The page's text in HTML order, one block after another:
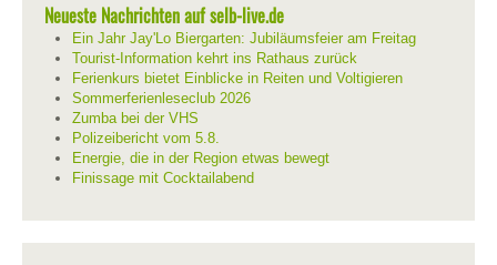
Neueste Nachrichten auf selb-live.de
Ein Jahr Jay'Lo Biergarten: Jubiläumsfeier am Freitag
Tourist-Information kehrt ins Rathaus zurück
Ferienkurs bietet Einblicke in Reiten und Voltigieren
Sommerferienleseclub 2026
Zumba bei der VHS
Polizeibericht vom 5.8.
Energie, die in der Region etwas bewegt
Finissage mit Cocktailabend